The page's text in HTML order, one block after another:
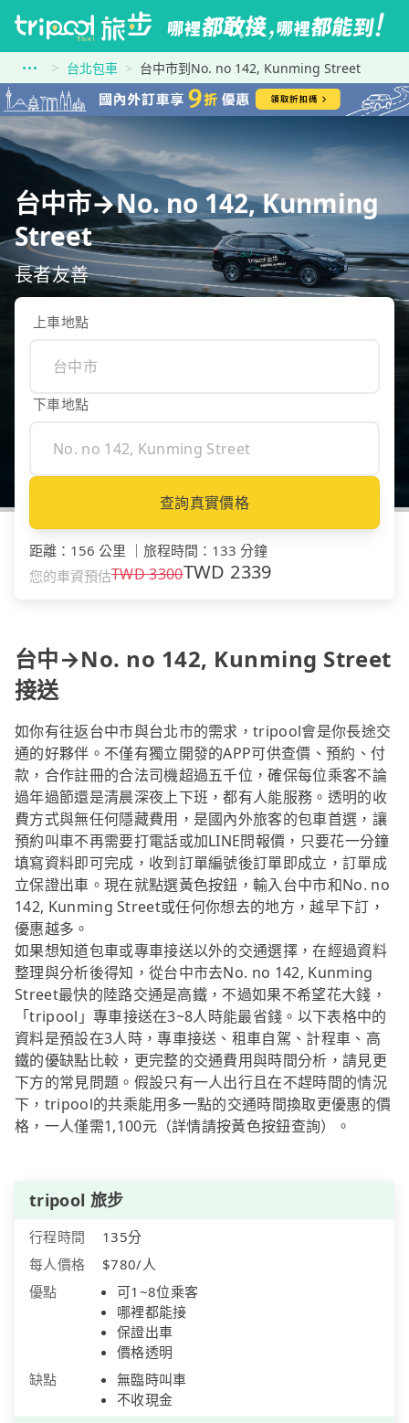
台北包車 台中市到No. no 142, Kunming Street
台中市→No. no 142, Kunming
Street
長者友善
上車地點
下車地點
查詢真實價格
距離 ： 156 公里 旅程時間 ： 133 分鐘
您的車資預估TWD3300TWD 2339
台中→No. no 142, Kunming Street
接送
如你有往返台中市與台北市的需求，tripool會是你長途交
通的好夥伴。不僅有獨立開發的APP可供查價、預約、付
款，合作註冊的合法司機超過五千位，確保每位乘客不論
過年過節還是清晨深夜上下班，都有人能服務。透明的收
費方式與無任何隱藏費用，是國內外旅客的包車首選，讓
預約叫車不再需要打電話或加LINE問報價，只要花一分鐘
填寫資料即可完成，收到訂單編號後訂單即成立，訂單成
立保證出車。現在就點選黃色按鈕，輸入台中市和No. no
142, Kunming Street或任何你想去的地方，越早下訂，
優惠越多。
如果想知道包車或專車接送以外的交通選擇，在經過資料
整理與分析後得知，從台中市去No. no 142, Kunming
Street最快的陸路交通是高鐵，不過如果不希望花大錢，
「tripool」專車接送在3~8人時能最省錢。以下表格中的
資料是預設在3人時，專車接送、租車自駕、計程車、高
鐵的優缺點比較，更完整的交通費用與時間分析，請見更
下方的常見問題。假設只有一人出行且在不趕時間的情況
下，tripool的共乘能用多一點的交通時間換取更優惠的價
格，一人僅需1,100元（詳情請按黃色按鈕查詢）。
tripool 旅步
行程時間
135分
每人價格
$780/人
優點
可1~8位乘客
哪裡都能接
保證出車
價格透明
缺點
無臨時叫車
不收現金